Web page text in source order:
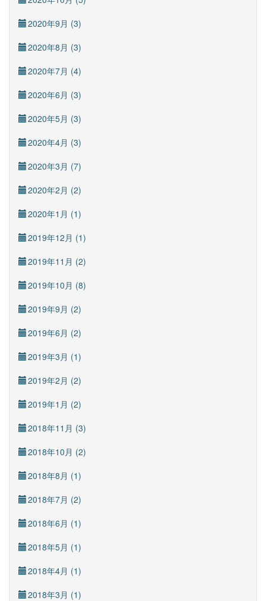
2020年9月 (3)
2020年8月 (3)
2020年7月 (4)
2020年6月 (3)
2020年5月 (3)
2020年4月 (3)
2020年3月 (7)
2020年2月 (2)
2020年1月 (1)
2019年12月 (1)
2019年11月 (2)
2019年10月 (8)
2019年9月 (2)
2019年6月 (2)
2019年3月 (1)
2019年2月 (2)
2019年1月 (2)
2018年11月 (3)
2018年10月 (2)
2018年8月 (1)
2018年7月 (2)
2018年6月 (1)
2018年5月 (1)
2018年4月 (1)
2018年3月 (1)